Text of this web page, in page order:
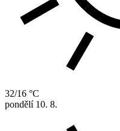
32/16 °C
pondělí 10. 8.